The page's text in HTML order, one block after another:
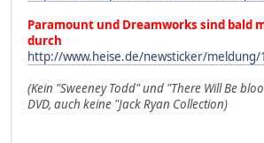
Paramount und Dreamworks sind bald
durch
http://www.heise.de/newsticker/meldung/
(Kein "Sweeney Todd" und "There Will Be
DVD, auch keine "Jack Ryan Collection)